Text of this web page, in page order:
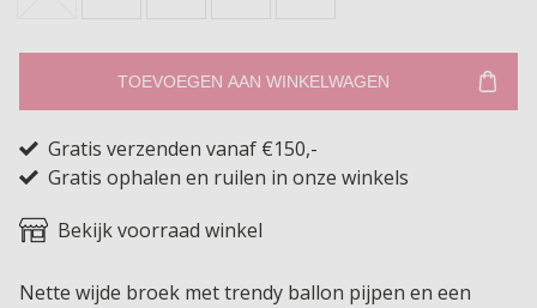
TOEVOEGEN AAN WINKELWAGEN
Gratis verzenden vanaf €150,-
Gratis ophalen en ruilen in onze winkels
Bekijk voorraad winkel
Nette wijde broek met trendy ballon pijpen en een